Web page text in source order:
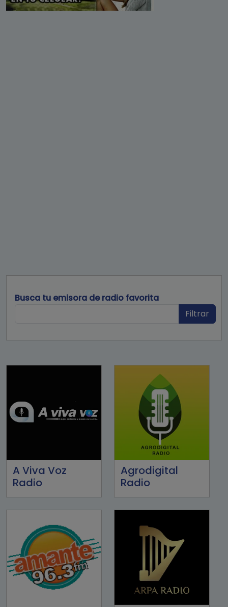
Busca tu emisora de radio favorita
Filtrar
A Viva Voz
Radio
Agrodigital
Radio